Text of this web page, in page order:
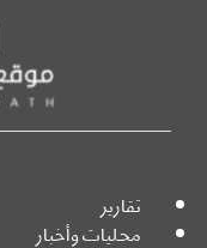
تقارير
محليات وأخبار